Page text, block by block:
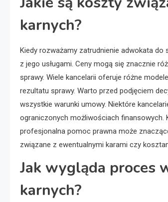
karnych?
Kiedy rozważamy zatrudnienie adwokata
z jego usługami. Ceny mogą się znacznie
sprawy. Wiele kancelarii oferuje różne
rezultatu sprawy. Warto przed podjęciem
wszystkie warunki umowy. Niektóre
ograniczonych możliwościach finansowych.
profesjonalna pomoc prawna może
związane z ewentualnymi karami czy
Jak wygląda proces
karnych?